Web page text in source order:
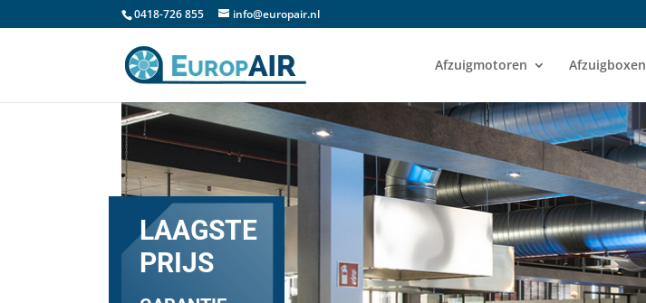
0418-726 855 info@europair.nl
Afzuigmotoren Afzuigboxen
LAAGSTE
PRIJS